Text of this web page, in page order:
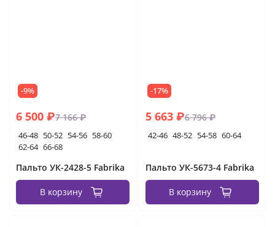
-9%
6 500 ₽7 166 ₽
46-48 50-52 54-56 58-60
62-64 66-68
Пальто УК-2428-5 Fabrika
В корзину
-17%
5 663 ₽6 796 ₽
42-46 48-52 54-58 60-64
Пальто УК-5673-4 Fabrika
В корзину